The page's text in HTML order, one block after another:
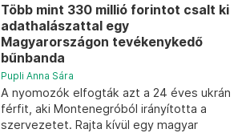
Több mint 330 millió forintot csalt ki
adathalászattal egy
Magyarországon tevékenykedő
bűnbanda
Pupli Anna Sára
A nyomozók elfogták azt a 24 éves ukrán
férfit, aki Montenegróból irányította a
szervezetet. Rajta kívül egy magyar